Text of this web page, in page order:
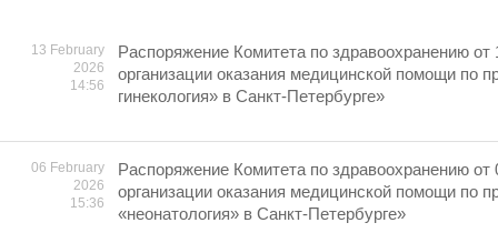
13 February
2026
14:56
Распоряжение Комитета по здравоохранению
организации оказания медицинской помощи по
гинекология» в Санкт-Петербурге»
06 February
2026
15:36
Распоряжение Комитета по здравоохранению
организации оказания медицинской помощи по
«неонатология» в Санкт-Петербурге»